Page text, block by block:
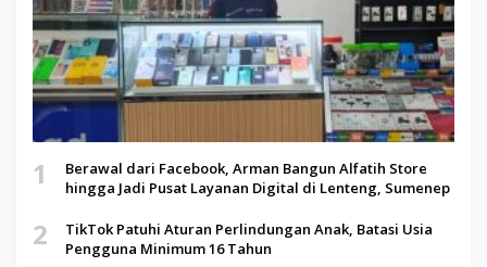
1
Berawal dari Facebook, Arman Bangun Alfatih Store
hingga Jadi Pusat Layanan Digital di Lenteng, Sumenep
2
TikTok Patuhi Aturan Perlindungan Anak, Batasi Usia
Pengguna Minimum 16 Tahun